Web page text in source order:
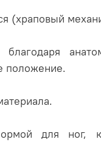
(храповый
положение.
для ног,